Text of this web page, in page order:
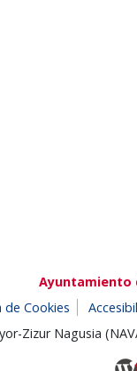
Ayuntamiento
de Cookies
Zizur Nagusia